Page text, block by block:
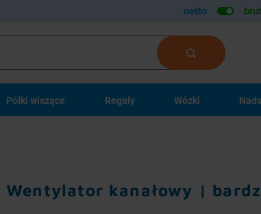
netto
Półki wiszące Regały Wózki
Wentylator kanałowy |